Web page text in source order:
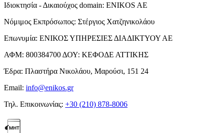
Ιδιοκτησία - Δικαιούχος domain: ENIKOS AE
Νόμιμος Εκπρόσωπος: Στέργιος Χατζηνικολάου
Επωνυμία: ΕΝΙΚΟΣ ΥΠΗΡΕΣΙΕΣ ΔΙΑΔΙΚΤΥΟΥ ΑΕ
ΑΦΜ: 800384700 ΔΟΥ: ΚΕΦΟΔΕ ΑΤΤΙΚΗΣ
Έδρα: Πλαστήρα Νικολάου, Μαρούσι, 151 24
Email: info@enikos.gr
Τηλ. Επικοινωνίας: +30 (210) 878-8006